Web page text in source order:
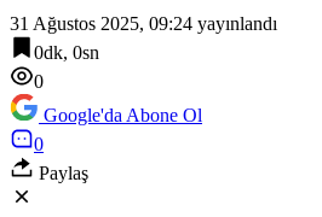
31 Ağustos 2025, 09:24 yayınlandı
0dk, 0sn
0
Google'da Abone Ol
0
Paylaş